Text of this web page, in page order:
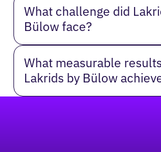
What challenge did
Bülow face?
What measurable
Lakrids by Bülow